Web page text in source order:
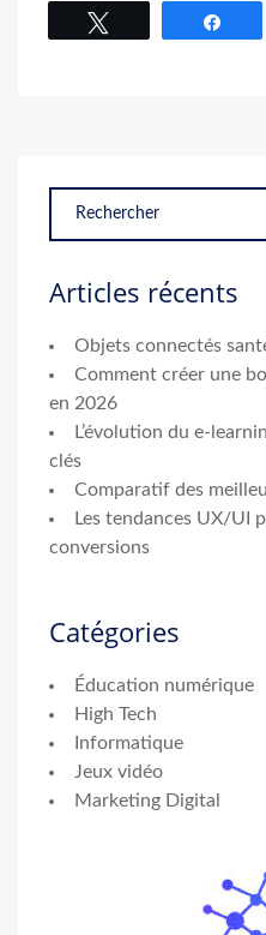
Articles récents
Objets connectés
Comment créer une
en 2026
L’évolution du e-
clés
Comparatif des
Les tendances UX/UI
conversions
Catégories
Éducation numérique
High Tech
Informatique
Jeux vidéo
Marketing Digital